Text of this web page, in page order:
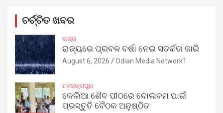
ଚର୍ଚ୍ଚିତ ଖବର
ରାଜ୍ୟ
ରାଜ୍ୟରେ ପ୍ରବଳ ବର୍ଷା ନେଇ ସତର୍କତା ଜାରି
August 6, 2026 Odian Media Network1
ନବରଙ୍ଗପୁର
କେଲିଆ ଶୈବ ପୀଠରେ ବୋଲବମ ପାଇଁ
ପ୍ରସ୍ତୁତି ବୈଠକ ଅନୁଷ୍ଠିତ